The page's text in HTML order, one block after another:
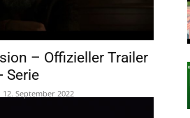
– Offizieller Trailer
Serie
12. September 2022